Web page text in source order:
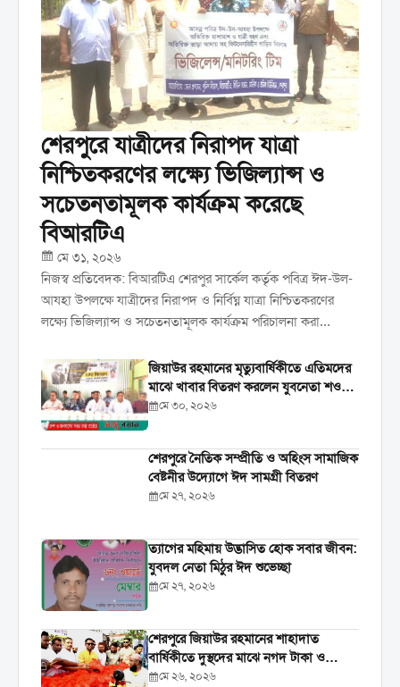
শেরপুরে যাত্রীদের নিরাপদ যাত্রা
নিশ্চিতকরণের লক্ষ্যে ভিজিল্যান্স ও
সচেতনতামূলক কার্যক্রম করেছে
বিআরটিএ
মে ৩১, ২০২৬
নিজস্ব প্রতিবেদক: বিআরটিএ শেরপুর সার্কেল কর্তৃক পবিত্র ঈদ-উল-
আযহা উপলক্ষে যাত্রীদের নিরাপদ ও নির্বিঘ্ন যাত্রা নিশ্চিতকরণের
লক্ষ্যে ভিজিল্যান্স ও সচেতনতামূলক কার্যক্রম পরিচালনা করা
পরিচালনা করা হয়। ... জিয়াউর রহমানের মৃত্যুবার্ষিকীতে এতিমদের
মাঝে খাবার বিতরণ করলেন যুবনেতা শওকত
হোসেন
মে ৩০, ২০২৬
শেরপুরে নৈতিক সম্প্রীতি ও অহিংস সামাজিক
বেষ্টনীর উদ্যোগে ঈদ সামগ্রী বিতরণ
মে ২৭, ২০২৬
‎ত্যাগের মহিমায় উদ্ভাসিত হোক সবার জীবন:
যুবদল নেতা মিঠুর ঈদ শুভেচ্ছা
মে ২৭, ২০২৬
শেরপুরে জিয়াউর রহমানের শাহাদাত
বার্ষিকীতে দুস্থদের মাঝে নগদ টাকা ও
খাদ্যসামগ্রী বিতরণ
মে ২৬, ২০২৬